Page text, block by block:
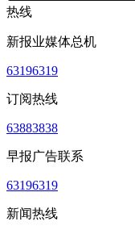
热线
新报业媒体总机
63196319
订阅热线
63883838
早报广告联系
63196319
新闻热线